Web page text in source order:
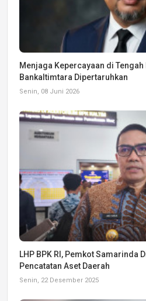
Menjaga Kepercayaan di Tengah
Bankaltimtara Dipertaruhkan
Senin, 08 Juni 2026
LHP BPK RI, Pemkot Samarinda
Pencatatan Aset Daerah
Senin, 22 Desember 2025